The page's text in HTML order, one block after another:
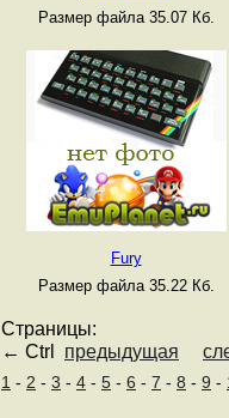
Размер файла 35.07 Кб.
Fury
Размер файла 35.22 Кб.
Страницы:
← Ctrl предыдущая
1 - 2 - 3 - 4 - 5 - 6 - 7 - 8 - 9 -